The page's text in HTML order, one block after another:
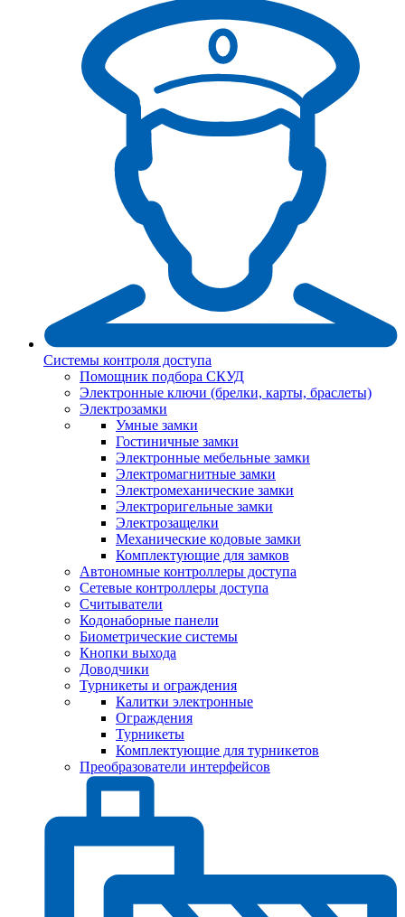
Системы контроля доступа
Помощник подбора СКУД
Электронные ключи (брелки, карты, браслеты)
Электрозамки
Умные замки
Гостиничные замки
Электронные мебельные замки
Электромагнитные замки
Электромеханические замки
Электроригельные замки
Электрозащелки
Механические кодовые замки
Комплектующие для замков
Автономные контроллеры доступа
Сетевые контроллеры доступа
Считыватели
Кодонаборные панели
Биометрические системы
Кнопки выхода
Доводчики
Турникеты и ограждения
Калитки электронные
Ограждения
Турникеты
Комплектующие для турникетов
Преобразователи интерфейсов